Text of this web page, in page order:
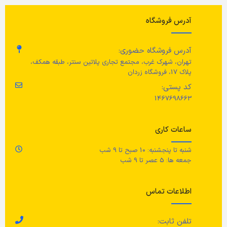
تعداد چنگال 4 عدد
تعداد کارد 4 عدد
مراقبت ها
سرویس زیبا و کاهش خط خوردگی
آن ها، همیشه بقایای مواد غذایی را
بلافاصله بشویید و خشک کنید.
قابلیت شستشو در ماشین
آدرس فروشگاه
آدرس فروشگاه حضوری:
تهران، شهرک غرب، مجتمع تجاری پلاتین سنتر، طبقه همکف،
پلاک 17، فروشگاه زردان
کد پستی:
1467698663
ساعات کاری
شنبه تا پنجشنبه: 10 صبح تا 9 شب
جمعه ها: 5 عصر تا 9 شب
اطلاعات تماس
تلفن ثابت: